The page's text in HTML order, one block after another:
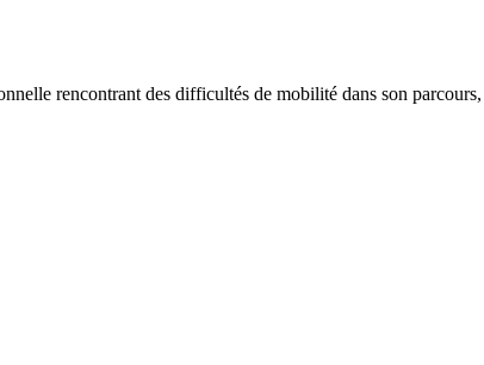
rencontrant des difficultés de mobilité dans son